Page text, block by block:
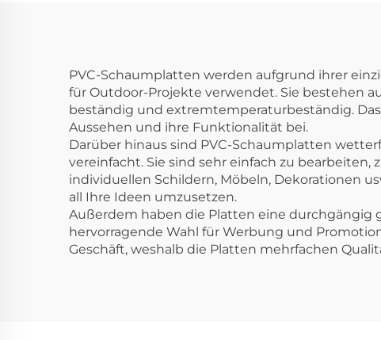
PVC-Schaumplatten werden aufgrund ihrer
für Outdoor-Projekte verwendet. Sie bestehen
beständig und extremtemperaturbeständig.
Aussehen und ihre Funktionalität bei.
Darüber hinaus sind PVC-Schaumplatten
vereinfacht. Sie sind sehr einfach zu
individuellen Schildern, Möbeln, Dekorationen
all Ihre Ideen umzusetzen.
Außerdem haben die Platten eine durchgängig
hervorragende Wahl für Werbung und
Geschäft, weshalb die Platten mehrfachen